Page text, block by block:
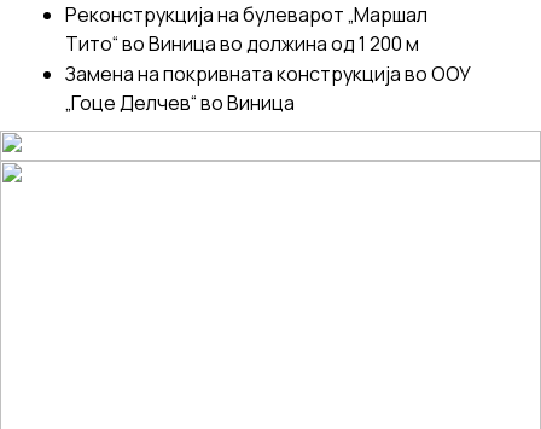
Реконструкција на булеварот „Маршал
Тито“ во Виница во должина од 1 200 м
Замена на покривната конструкција во ООУ
„Гоце Делчев“ во Виница